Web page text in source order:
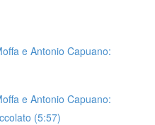
e Antonio Capuano:
e Antonio Capuano:
(5:57)